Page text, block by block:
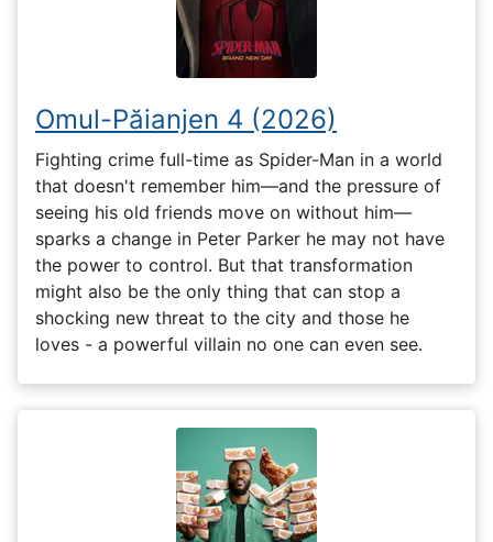
Omul-Păianjen 4 (2026)
Fighting crime full-time as Spider-Man in a world
that doesn't remember him—and the pressure of
seeing his old friends move on without him—
sparks a change in Peter Parker he may not have
the power to control. But that transformation
might also be the only thing that can stop a
shocking new threat to the city and those he
loves - a powerful villain no one can even see.